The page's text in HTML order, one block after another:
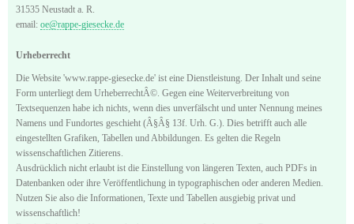
31535 Neustadt a. R.
email: oe@rappe-giesecke.de
Urheberrecht
Die Website 'www.rappe-giesecke.de' ist eine Dienstleistung. Der Inhalt und seine
Form unterliegt dem UrheberrechtÂ©. Gegen eine Weiterverbreitung von
Textsequenzen habe ich nichts, wenn dies unverfälscht und unter Nennung meines
Namens und Fundortes geschieht (Â§Â§ 13f. Urh. G.). Dies betrifft auch alle
eingestellten Grafiken, Tabellen und Abbildungen. Es gelten die Regeln
wissenschaftlichen Zitierens.
Ausdrücklich nicht erlaubt ist die Einstellung von längeren Texten, auch PDFs in
Datenbanken oder ihre Veröffentlichung in typographischen oder anderen Medien.
Nutzen Sie also die Informationen, Texte und Tabellen ausgiebig privat und
wissenschaftlich!